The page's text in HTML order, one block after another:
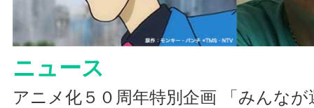
ニュース
アニメ化５０周年特別企画 「みんな